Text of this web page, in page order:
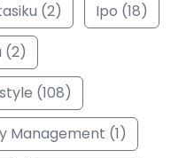
(2)
Ipo (18)
(2)
(108)
Management (1)